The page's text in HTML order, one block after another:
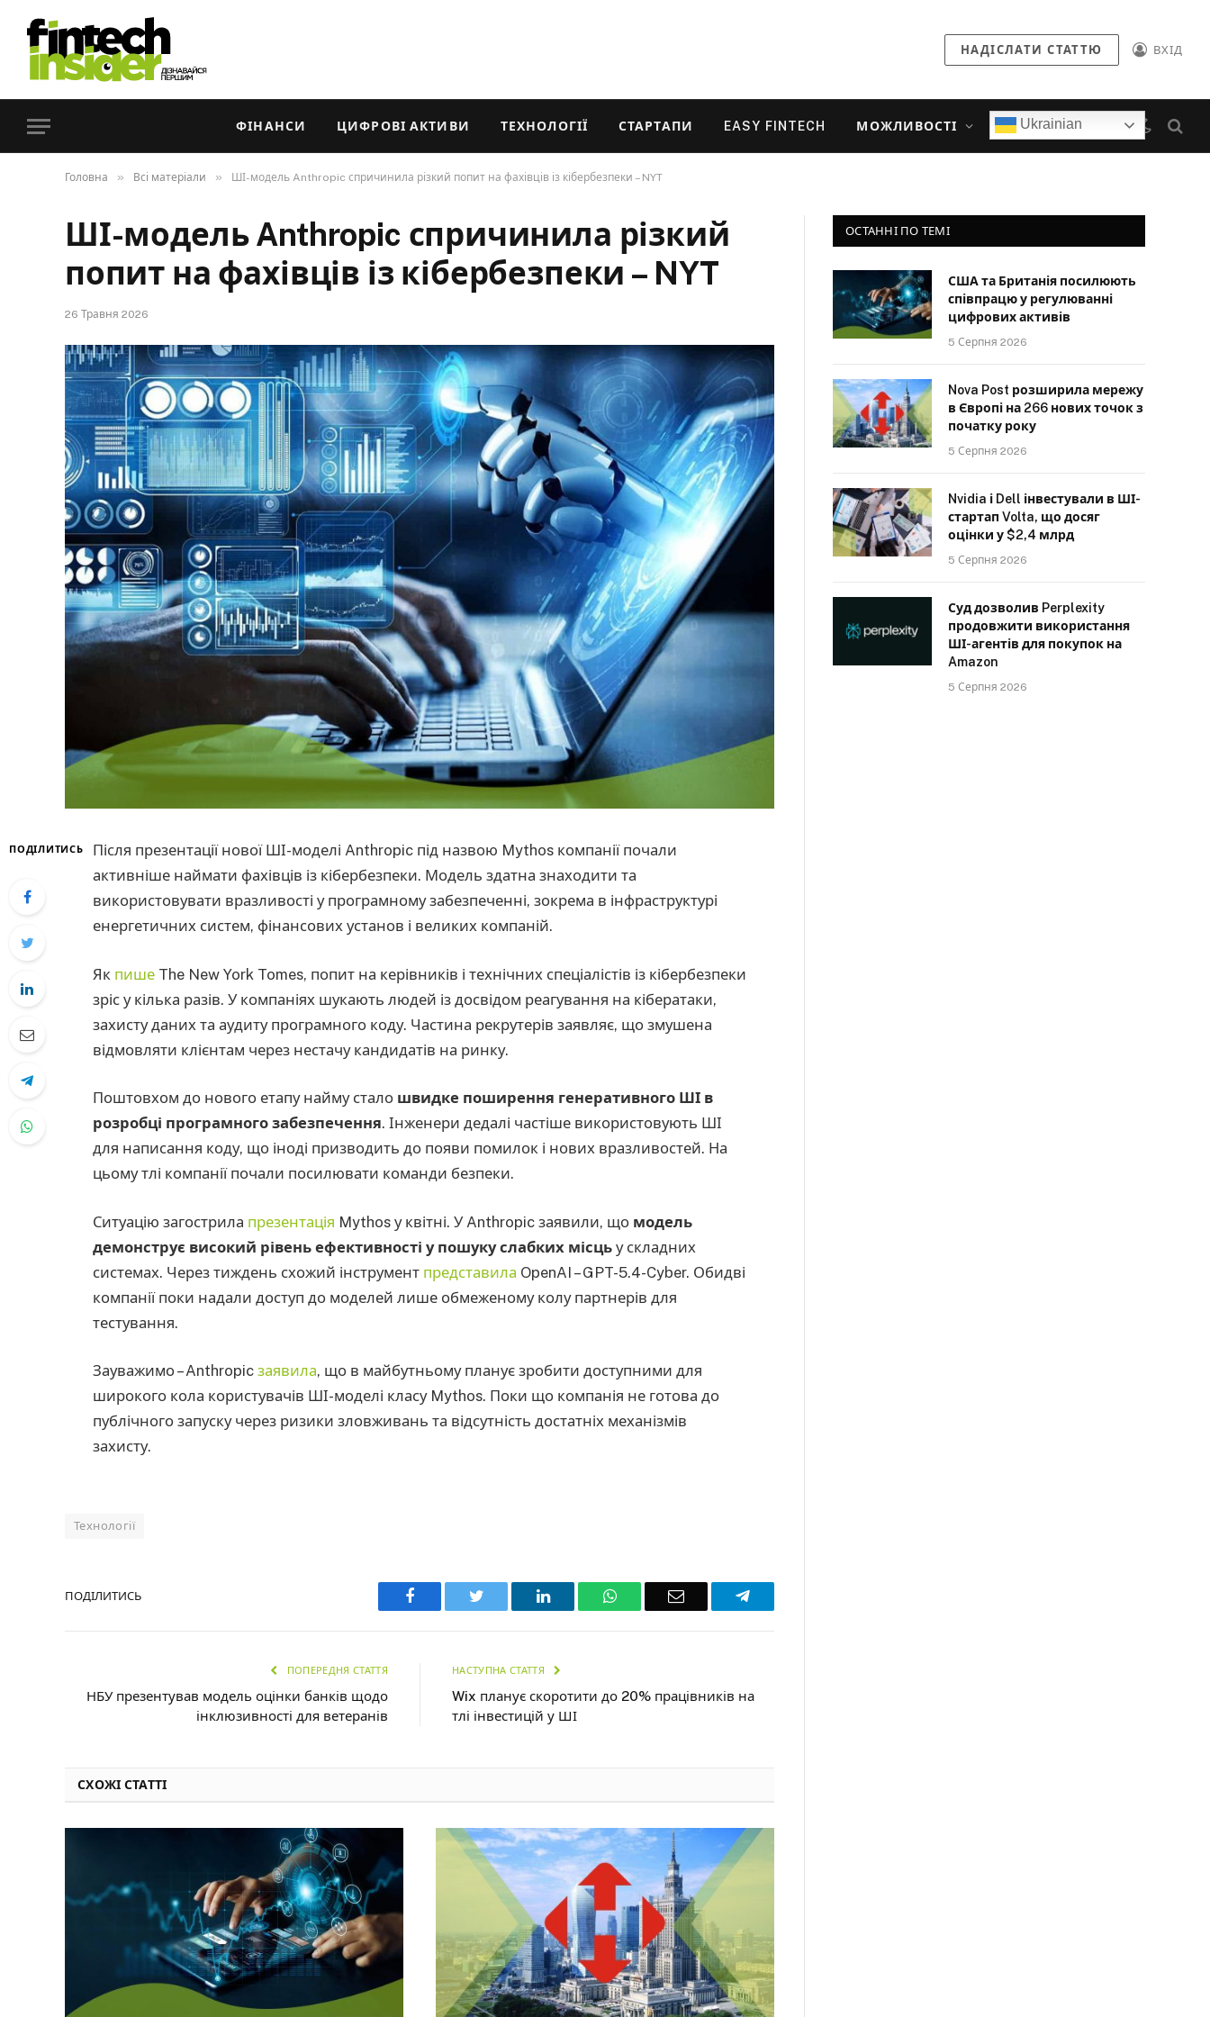
НАДІСЛАТИ СТАТТЮ ВХІД
ФІНАНСИ ЦИФРОВІ АКТИВИ ТЕХНОЛОГІЇ СТАРТАПИ EASY FINTECH МОЖЛИВОСТІ Ukrainian
Головна » Всі матеріали » ШІ-модель Anthropic спричинила різкий попит на фахівців із кібербезпеки – NYT
ШІ-модель Anthropic спричинила різкий
попит на фахівців із кібербезпеки – NYT
26 Травня 2026
ПОДІЛИТИСЬ
Після презентації нової ШІ-моделі Anthropic під назвою Mythos компанії почали
активніше наймати фахівців із кібербезпеки. Модель здатна знаходити та
використовувати вразливості у програмному забезпеченні, зокрема в інфраструктурі
енергетичних систем, фінансових установ і великих компаній.
Як пише The New York Tomes, попит на керівників і технічних спеціалістів із кібербезпеки
зріс у кілька разів. У компаніях шукають людей із досвідом реагування на кібератаки,
захисту даних та аудиту програмного коду. Частина рекрутерів заявляє, що змушена
відмовляти клієнтам через нестачу кандидатів на ринку.
Поштовхом до нового етапу найму стало швидке поширення генеративного ШІ в
розробці програмного забезпечення. Інженери дедалі частіше використовують ШІ
для написання коду, що іноді призводить до появи помилок і нових вразливостей. На
цьому тлі компанії почали посилювати команди безпеки.
Ситуацію загострила презентація Mythos у квітні. У Anthropic заявили, що модель
демонструє високий рівень ефективності у пошуку слабких місць у складних
системах. Через тиждень схожий інструмент представила OpenAI – GPT-5.4-Cyber. Обидві
компанії поки надали доступ до моделей лише обмеженому колу партнерів для
тестування.
Зауважимо – Anthropic заявила, що в майбутньому планує зробити доступними для
широкого кола користувачів ШІ-моделі класу Mythos. Поки що компанія не готова до
публічного запуску через ризики зловживань та відсутність достатніх механізмів
захисту.
Технології
ПОДІЛИТИСЬ Facebook Twitter LinkedIn WhatsAppEmail Telegram
ПОПЕРЕДНЯ СТАТТЯ
НБУ презентував модель оцінки банків щодо
інклюзивності для ветеранів
НАСТУПНА СТАТТЯ
Wix планує скоротити до 20% працівників на
тлі інвестицій у ШІ
СХОЖІ СТАТТІ
ОСТАННІ ПО ТЕМІ
США та Британія посилюють
співпрацю у регулюванні
цифрових активів
5 Серпня 2026
Nova Post розширила мережу
в Європі на 266 нових точок з
початку року
5 Серпня 2026
Nvidia і Dell інвестували в ШІ-
стартап Volta, що досяг
оцінки у $2,4 млрд
5 Серпня 2026
Суд дозволив Perplexity
продовжити використання
ШІ-агентів для покупок на
Amazon
5 Серпня 2026